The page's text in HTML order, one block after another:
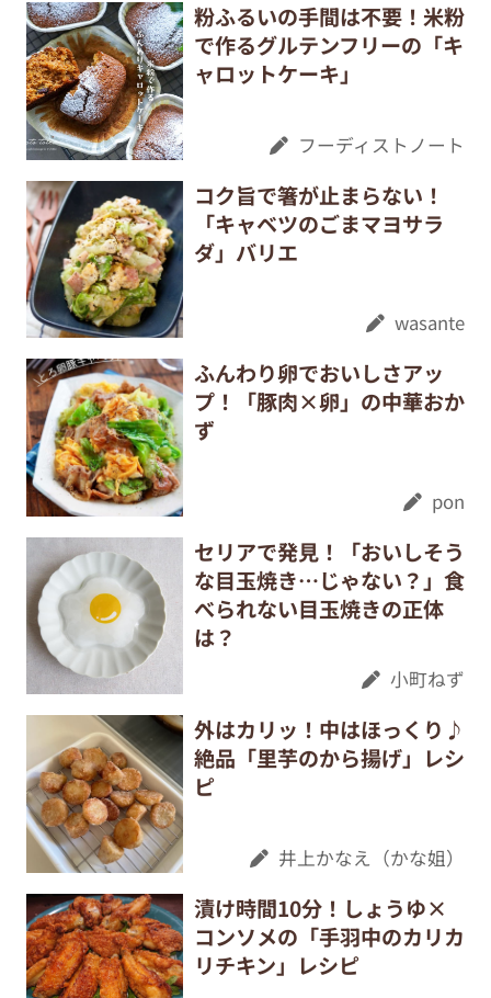
粉ふるいの手間は不要！米粉
で作るグルテンフリーの「キ
ャロットケーキ」
フーディストノート
コク旨で箸が止まらない！
「キャベツのごまマヨサラ
ダ」バリエ
wasante
ふんわり卵でおいしさアッ
プ！「豚肉×卵」の中華おか
ず
pon
セリアで発見！「おいしそう
な目玉焼き…じゃない？」食
べられない目玉焼きの正体
は？
小町ねず
外はカリッ！中はほっくり♪
絶品「里芋のから揚げ」レシ
ピ
井上かなえ（かな姐）
漬け時間10分！しょうゆ×
コンソメの「手羽中のカリカ
リチキン」レシピ